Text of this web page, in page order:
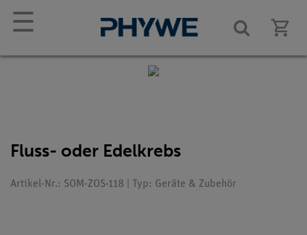
☰
Fluss- oder Edelkrebs
Artikel-Nr.: SOM-ZOS-118 | Typ: Geräte & Zubehör